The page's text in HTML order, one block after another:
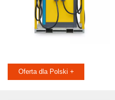
Oferta dla Polski +